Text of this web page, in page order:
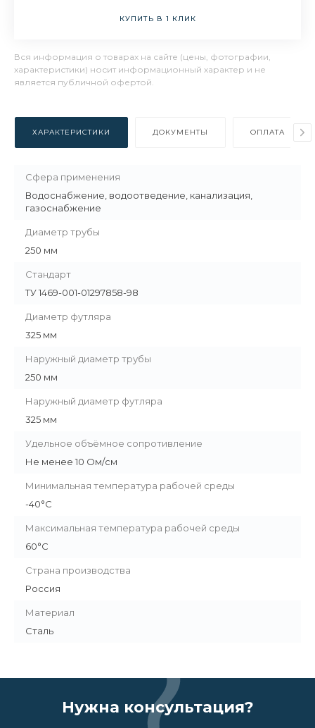
КУПИТЬ В 1 КЛИК
Вся информация о товарах на сайте (цены, фотографии,
характеристики) носит информационный характер и не
является публичной офертой.
ХАРАКТЕРИСТИКИ ДОКУМЕНТЫ ОПЛАТА
Сфера применения
Водоснабжение, водоотведение, канализация,
газоснабжение
Диаметр трубы
250 мм
Стандарт
ТУ 1469-001-01297858-98
Диаметр футляра
325 мм
Наружный диаметр трубы
250 мм
Наружный диаметр футляра
325 мм
Удельное объёмное сопротивление
Не менее 10 Ом/см
Минимальная температура рабочей среды
-40°С
Максимальная температура рабочей среды
60°С
Страна производства
Россия
Материал
Сталь
Нужна консультация?